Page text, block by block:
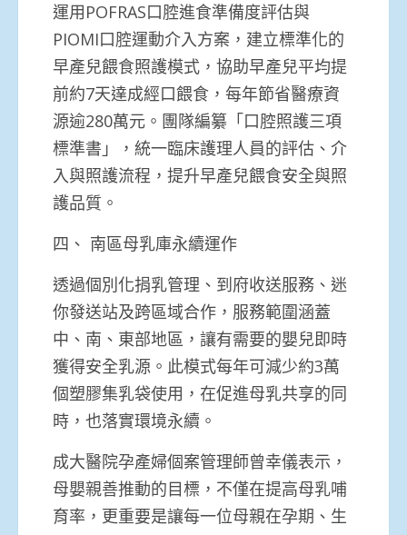
運用POFRAS口腔進食準備度評估與
PIOMI口腔運動介入方案，建立標準化的
早產兒餵食照護模式，協助早產兒平均提
前約7天達成經口餵食，每年節省醫療資
源逾280萬元。團隊編纂「口腔照護三項
標準書」，統一臨床護理人員的評估、介
入與照護流程，提升早產兒餵食安全與照
護品質。
四、 南區母乳庫永續運作
透過個別化捐乳管理、到府收送服務、迷
你發送站及跨區域合作，服務範圍涵蓋
中、南、東部地區，讓有需要的嬰兒即時
獲得安全乳源。此模式每年可減少約3萬
個塑膠集乳袋使用，在促進母乳共享的同
時，也落實環境永續。
成大醫院孕產婦個案管理師曾幸儀表示，
母嬰親善推動的目標，不僅在提高母乳哺
育率，更重要是讓每一位母親在孕期、生